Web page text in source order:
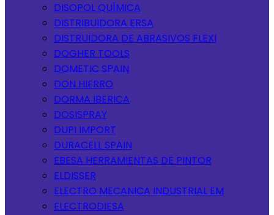
DISOPOL QUÍMICA
DISTRIBUIDORA ERSA
DISTRUIDORA DE ABRASIVOS FLEXI
DOGHER TOOLS
DOMETIC SPAIN
DON HIERRO
DORMA IBERICA
DOSISPRAY
DUPI IMPORT
DURACELL SPAIN
EBESA HERRAMIENTAS DE PINTOR
ELDISSER
ELECTRO MECANICA INDUSTRIAL EM
ELECTRODIESA